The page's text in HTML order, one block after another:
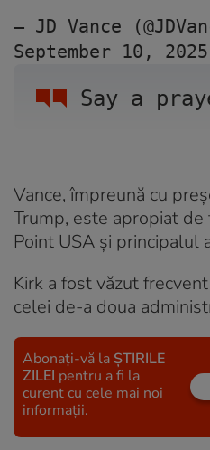
Say a
— JD Vance
September 10, 2025
Vance, împreună cu
Trump, este apropiat
Point USA și principalul
Kirk a fost văzut
celei de-a doua
Abonați-vă la ȘTIRILE
ZILEI pentru a fi la
curent cu cele mai noi
informații.